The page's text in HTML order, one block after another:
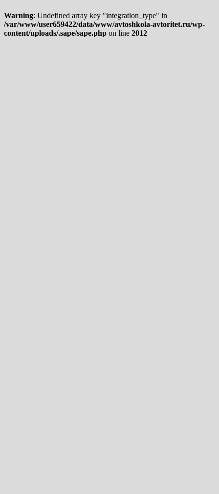
Warning: Undefined array key "integration_type" in
/var/www/user659422/data/www/avtoshkola-avtoritet.ru/wp-
content/uploads/.sape/sape.php on line 2012